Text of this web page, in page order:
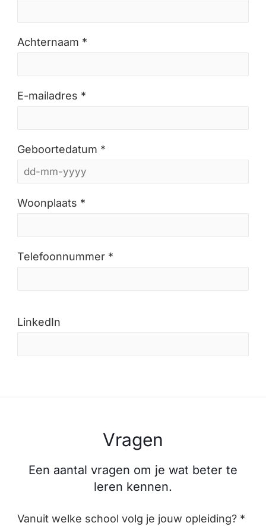
Achternaam *
E-mailadres *
Geboortedatum *
Woonplaats *
Telefoonnummer *
LinkedIn
Vragen
Een aantal vragen om je wat beter te
leren kennen.
Vanuit welke school volg je jouw opleiding? *